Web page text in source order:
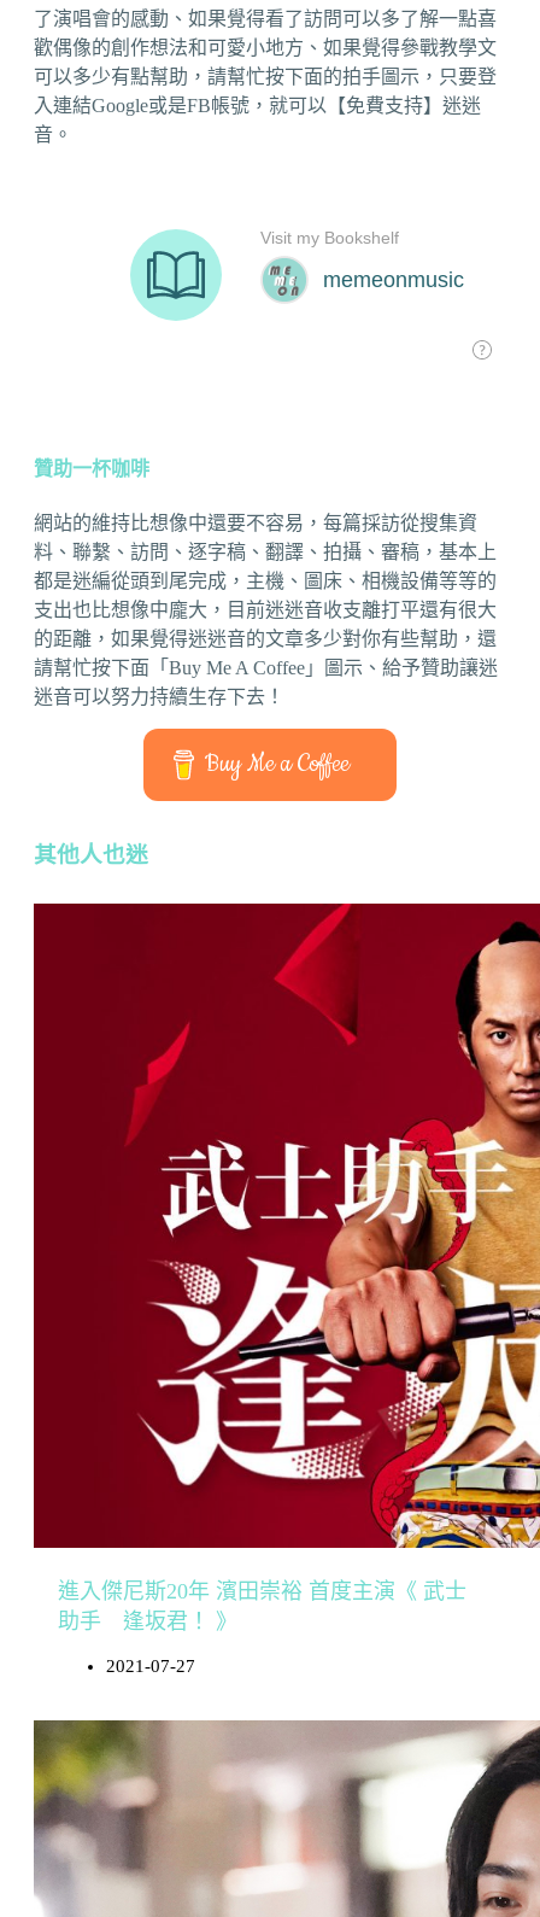
了演唱會的感動、如果覺得看了訪問可以多了解一點喜
歡偶像的創作想法和可愛小地方、如果覺得參戰教學文
可以多少有點幫助，請幫忙按下面的拍手圖示，只要登
入連結Google或是FB帳號，就可以【免費支持】迷迷
音。
贊助一杯咖啡
網站的維持比想像中還要不容易，每篇採訪從搜集資
料、聯繫、訪問、逐字稿、翻譯、拍攝、審稿，基本上
都是迷編從頭到尾完成，主機、圖床、相機設備等等的
支出也比想像中龐大，目前迷迷音收支離打平還有很大
的距離，如果覺得迷迷音的文章多少對你有些幫助，還
請幫忙按下面「Buy Me A Coffee」圖示、給予贊助讓迷
迷音可以努力持續生存下去！
Buy Me a Coffee
其他人也迷
進入傑尼斯20年 濱田崇裕 首度主演《 武士
助手 逢坂君！ 》
2021-07-27